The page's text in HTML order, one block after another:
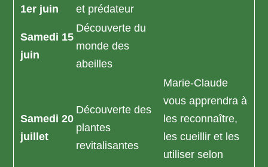
1er juin
et prédateur
Samedi 15
juin
Découverte du
monde des
abeilles
Samedi 20
juillet
Découverte des
plantes
revitalisantes
Marie-Claude
vous apprendra à
les reconnaître,
les cueillir et les
utiliser selon